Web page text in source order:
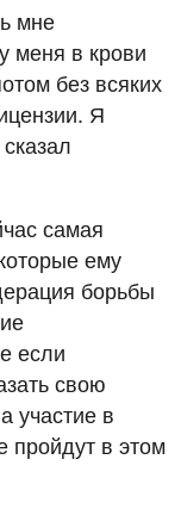
мне
меня в крови
без всяких
Я
самая
ему
борьбы
если
свою
участие в
пройдут в этом